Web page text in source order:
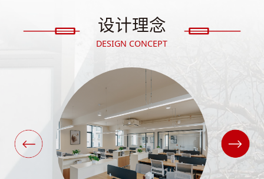
设计理念
DESIGN CONCEPT